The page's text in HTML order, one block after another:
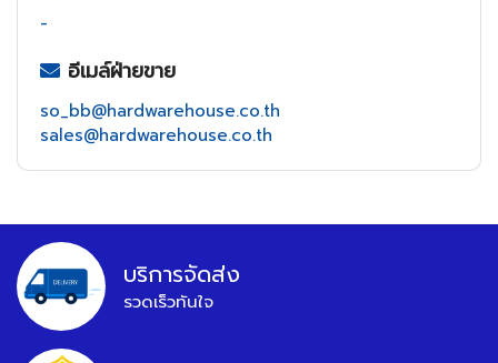
-
อีเมล์ฝ่ายขาย
so_bb@hardwarehouse.co.th
sales@hardwarehouse.co.th
บริการจัดส่ง
รวดเร็วทันใจ